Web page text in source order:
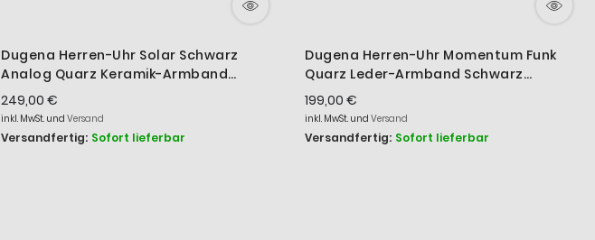
Dugena Herren-Uhr Solar Schwarz
Analog Quarz Keramik-Armband
4461005
249,00 €
inkl. MwSt. und Versand
Versandfertig: Sofort lieferbar
Dugena Herren-Uhr Momentum Funk
Quarz Leder-Armband Schwarz
4460859
199,00 €
inkl. MwSt. und Versand
Versandfertig: Sofort lieferbar